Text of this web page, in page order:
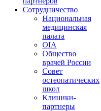
Сотрудничество
Национальная
медицинская
палата
OIA
Общество
врачей России
Совет
остеопатических
школ
Клиники-
партнеры